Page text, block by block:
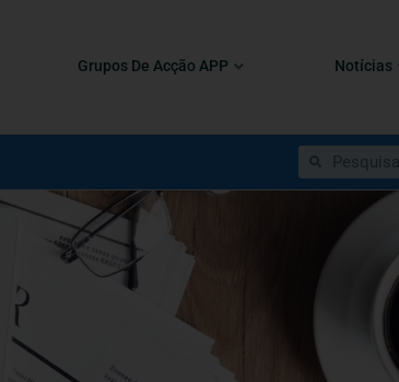
Grupos De Acção APP Notícias